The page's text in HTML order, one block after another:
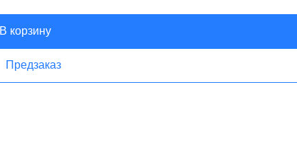
В корзину
Предзаказ